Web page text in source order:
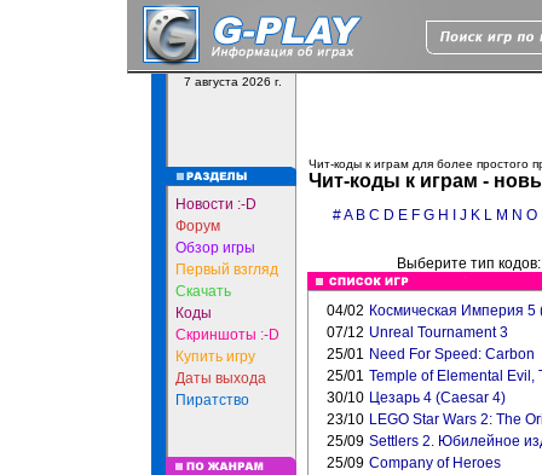
7 августа 2026 г.
Новости :-D
Форум
Обзор игры
Первый взгляд
Скачать
Коды
Скриншоты :-D
Купить игру
Даты выхода
Пиратство
Чит-коды к играм для более простого
Чит-коды к играм -
#A B C D E F G H J K L M N O
Выберите тип
04/02 Космическая Империя 5
07/12 Unreal Tournament 3
25/01 Need For Speed: Carbon
25/01 Temple of Elemental Evil,
30/10 Цезарь 4 (Caesar 4)
23/10 LEGO Star Wars 2: The
25/09 Settlers 2. Юбилейное
25/09 Company of Heroes